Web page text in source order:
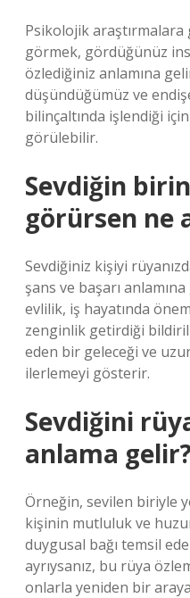
Psikolojik
görmek, gördüğünüz
özlediğiniz anlamına
düşündüğümüz ve
bilinçaltında işlendiği
görülebilir.
Sevdiğin
görürsen ne
Sevdiğiniz kişiyi
şans ve başarı
evlilik, iş hayatında
zenginlik getirdiği
eden bir geleceği ve
ilerlemeyi gösterir.
Sevdiğini
anlama
Örneğin, sevilen biriyle
kişinin mutluluk ve
duygusal bağı temsil
ayrıysanız, bu rüya
onlarla yeniden bir